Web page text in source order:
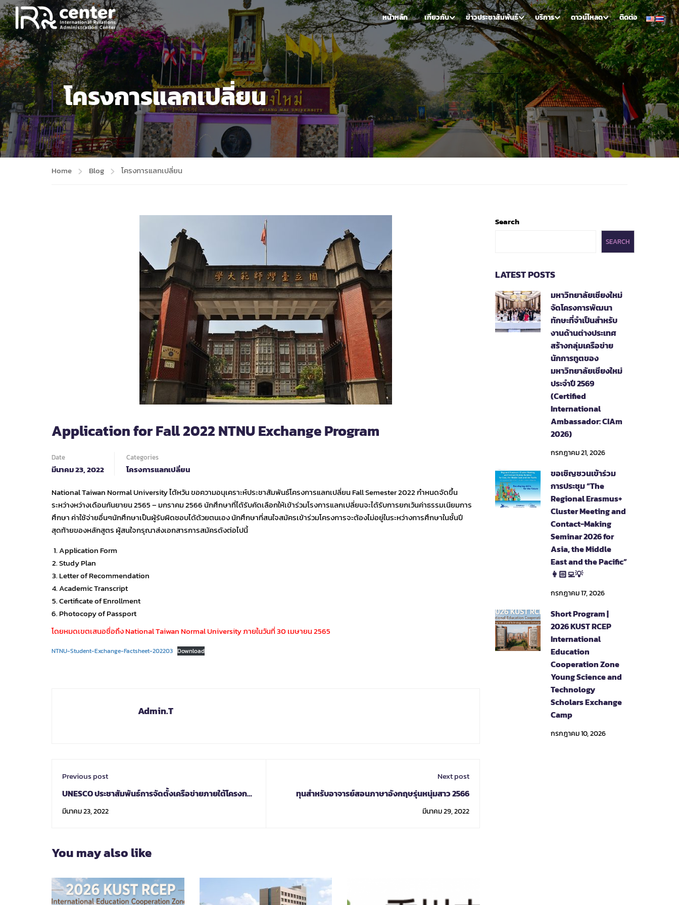
หน้าหลัก เกี่ยวกับ ข่าวประชาสัมพันธ์ บริการ ดาวน์โหลด ติดต่อ
โครงการแลกเปลี่ยน
Home Blog โครงการแลกเปลี่ยน
Application for Fall 2022 NTNU Exchange Program
Date
มีนาคม 23, 2022
Categories
โครงการแลกเปลี่ยน
National Taiwan Normal University ไต้หวัน ขอความอนุเคราะห์ประชาสัมพันธ์โครงการแลกเปลี่ยน Fall Semester 2022 กำหนดจัดขึ้น
ระหว่างหว่างเดือนกันยายน 2565 – มกราคม 2566 นักศึกษาที่ได้รับคัดเลือกให้เข้าร่วมโรงการแลกเปลี่ยนจะได้รับการยกเว้นค่าธรรมเนียมการ
ศึกษา ค่าใช้จ่ายอื่นๆนักศึกษาเป็นผู้รับผิดชอบได้ด้วยตนเอง นักศึกษาที่สนใจสมัครเข้าร่วมโครงการจะต้องไม่อยู่ในระหว่างการศึกษาในชั้นปี
สุดท้ายของหลักสูตร ผู้สนใจกรุณาส่งเอกสารการสมัครดังต่อไปนี้
Application Form
Study Plan
Letter of Recommendation
Academic Transcript
Certificate of Enrollment
Photocopy of Passport
โดยหมดเขตเสนอชื่อถึง National Taiwan Normal University ภายในวันที่ 30 เมษายน 2565
NTNU-Student-Exchange-Factsheet-202203 Download
Admin.T
Previous post
UNESCO ประชาสัมพันธ์การจัดตั้งเครือข่ายภายใต้โครงการ
UNITWIN/UNESCO Chairs Programme
มีนาคม 23, 2022
Next post
ทุนสำหรับอาจารย์สอนภาษาอังกฤษรุ่นหนุ่มสาว 2566
มีนาคม 29, 2022
You may also like
Search
SEARCH
LATEST POSTS
มหาวิทยาลัยเชียงใหม่
จัดโครงการพัฒนา
ทักษะที่จำเป็นสำหรับ
งานด้านต่างประเทศ
สร้างกลุ่มเครือข่าย
นักการทูตของ
มหาวิทยาลัยเชียงใหม่
ประจำปี 2569
(Certified
International
Ambassador: CIAm
2026)
กรกฎาคม 21, 2026
ขอเชิญชวนเข้าร่วม
การประชุม “The
Regional Erasmus+
Cluster Meeting and
Contact-Making
Seminar 2026 for
Asia, the Middle
East and the Pacific”
👩🏻‍💻💡
กรกฎาคม 17, 2026
Short Program |
2026 KUST RCEP
International
Education
Cooperation Zone
Young Science and
Technology
Scholars Exchange
Camp
กรกฎาคม 10, 2026